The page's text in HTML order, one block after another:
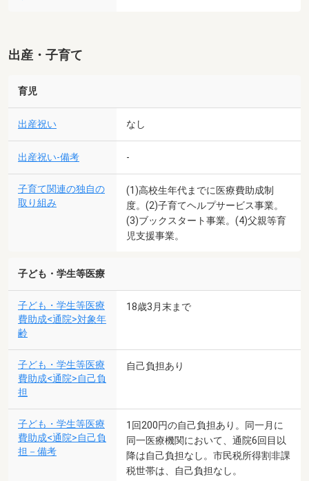
出産・子育て
育児
出産祝い なし
出産祝い-備考 -
子育て関連の独自の
取り組み
(1)高校生年代までに医療費助成制
度。(2)子育てヘルプサービス事業。
(3)ブックスタート事業。(4)父親等育
児支援事業。
子ども・学生等医療
子ども・学生等医療
費助成<通院>対象年
齢
18歳3月末まで
子ども・学生等医療
費助成<通院>自己負
担
自己負担あり
子ども・学生等医療
費助成<通院>自己負
担－備考
1回200円の自己負担あり。同一月に
同一医療機関において、通院6回目以
降は自己負担なし。市民税所得割非課
税世帯は、自己負担なし。